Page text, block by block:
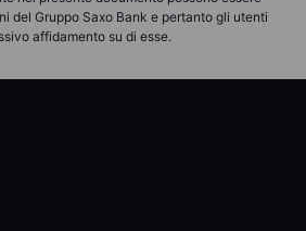
del Gruppo Saxo Bank e pertanto gli utenti
affidamento su di esse.